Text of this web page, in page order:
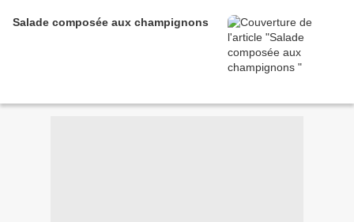
Salade composée aux champignons